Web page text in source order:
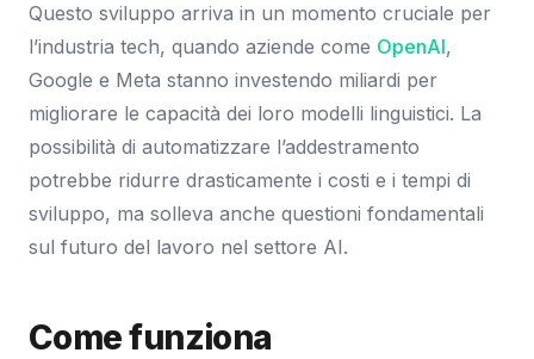
Questo sviluppo arriva in un momento cruciale per
l’industria tech, quando aziende come OpenAI,
Google e Meta stanno investendo miliardi per
migliorare le capacità dei loro modelli linguistici. La
possibilità di automatizzare l’addestramento
potrebbe ridurre drasticamente i costi e i tempi di
sviluppo, ma solleva anche questioni fondamentali
sul futuro del lavoro nel settore AI.
Come funziona